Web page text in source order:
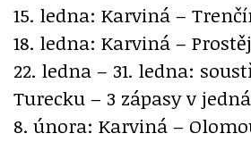
15. ledna: Karviná –
18. ledna: Karviná –
22. ledna – 31. ledna:
Turecku – 3 zápasy v
8. února: Karviná –